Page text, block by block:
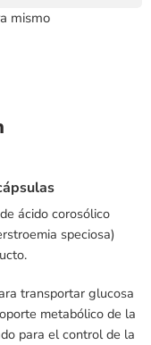
mismo
ácido corosólico
speciosa)
transportar glucosa
metabólico de la
para el control de la